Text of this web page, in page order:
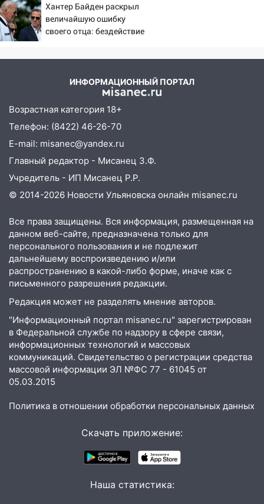
России за это полетят
головы?
Хантер Байден раскрыл
величайшую ошибку
своего отца: бездействие
ИНФОРМАЦИОННЫЙ ПОРТАЛ
Возрастная категория 18+
Телефон: (8422) 46-26-70
E-mail: misanec@yandex.ru
Главный редактор - Мисанец З.Ф.
Учредитель - ИП Мисанец Р.Р.
© 2014-2026 Новости Ульяновска онлайн misanec.ru
Все права защищены. Вся информация, размещенная на
данном веб-сайте, предназначена только для
персонального пользования и не подлежит
дальнейшему воспроизведению и/или
распространению в какой-либо форме, иначе как с
письменного разрешения редакции.
Редакция может не разделять мнение авторов.
"Информационный портал misanec.ru" зарегистрирован
в Федеральной службе по надзору в сфере связи,
информационных технологий и массовых
коммуникаций. Свидетельство о регистрации средства
массовой информации ЭЛ №ФС 77 - 61045 от
05.03.2015
Политика в отношении обработки персональных данных
Скачать приложение:
Наша статистика: